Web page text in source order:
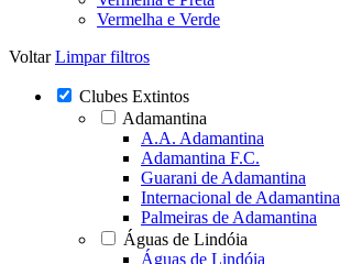
Vermelha e Verde
Voltar Limpar filtros
Clubes Extintos
Adamantina
A.A. Adamantina
Adamantina F.C.
Guarani de Adamantina
Internacional de Adamantina
Palmeiras de Adamantina
Águas de Lindóia
Águas de Lindóia